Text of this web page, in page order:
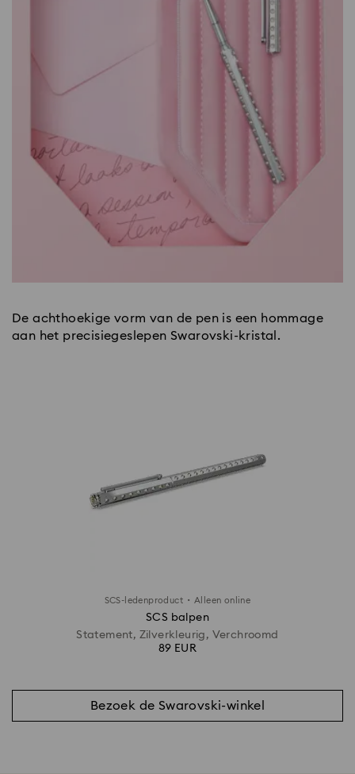
De achthoekige vorm van de pen is een hommage
aan het precisiegeslepen Swarovski-kristal.
SCS-ledenproduct · Alleen online
SCS balpen
Statement, Zilverkleurig, Verchroomd
89 EUR
Bezoek de Swarovski-winkel